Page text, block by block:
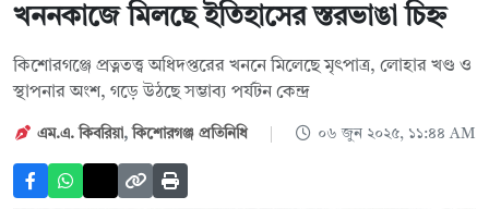
খননকাজে মিলছে ইতিহাসের স্তরভাঙা চিহ্ন
কিশোরগঞ্জে প্রত্নতত্ত্ব অধিদপ্তরের খননে মিলেছে মৃৎপাত্র, লোহার খণ্ড ও
স্থাপনার অংশ, গড়ে উঠছে সম্ভাব্য পর্যটন কেন্দ্র
এম.এ. কিবরিয়া, কিশোরগঞ্জ প্রতিনিধি ০৬ জুন ২০২৫, ১১:৪৪ AM